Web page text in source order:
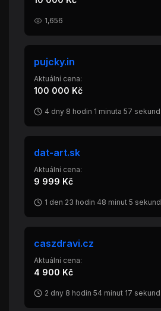
1,656
pujcky.in
Aktuální cena:
100 000 Kč
4 dny 8 hodin 1 minuta 57 sekund
dat-art.sk
Aktuální cena:
9 999 Kč
1 den 23 hodin 48 minut 5 sekund
caszdravi.cz
Aktuální cena:
4 900 Kč
2 dny 8 hodin 54 minut 17 sekund